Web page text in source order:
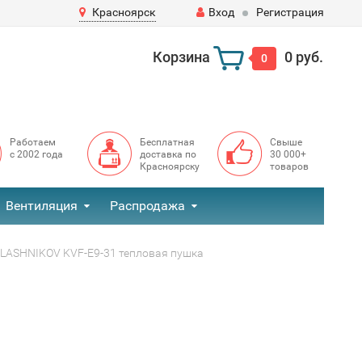
Красноярск Вход Регистрация
Корзина 0 0 руб.
Работаем
с 2002 года
Бесплатная
доставка по
Красноярску
Свыше
30 000+
товаров
Вентиляция Распродажа
KVF-E9-31 тепловая пушка